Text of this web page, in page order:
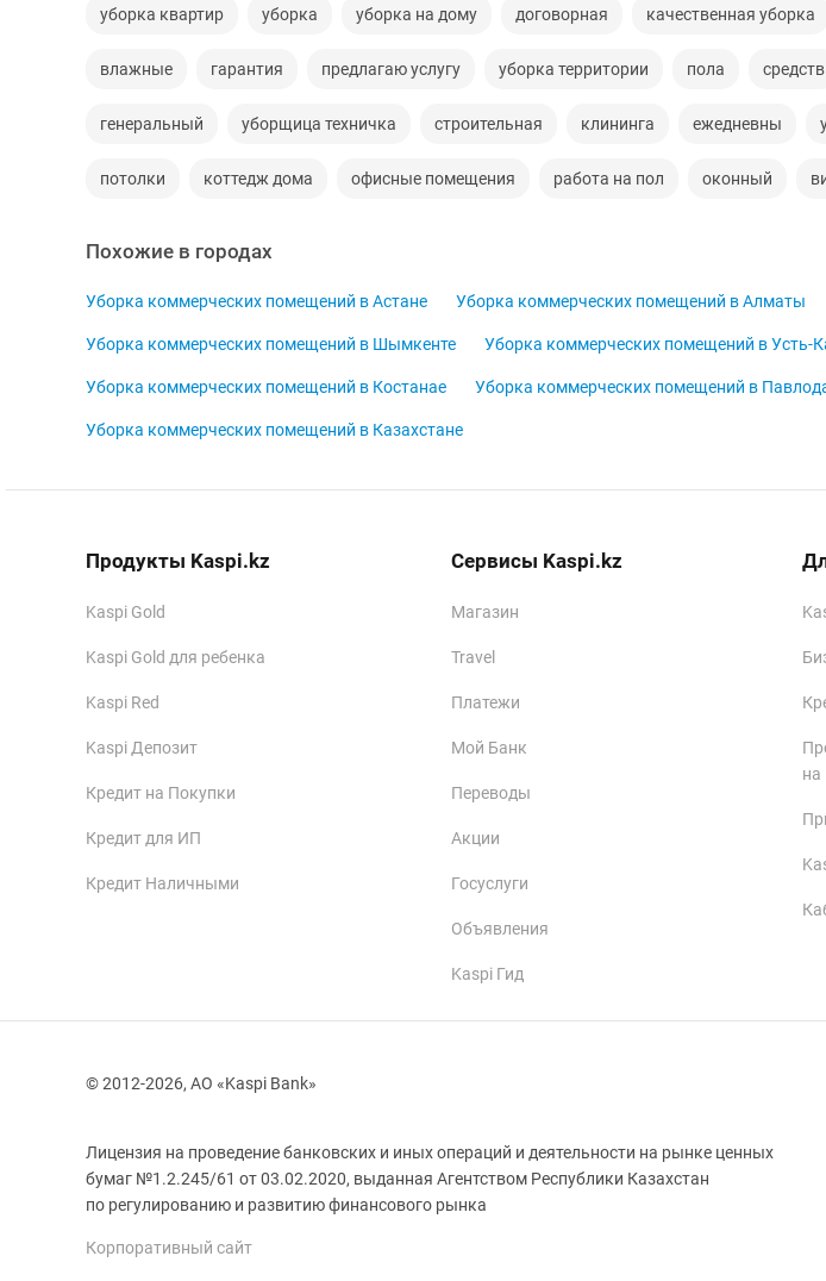
уборка квартир уборка уборка на дому договорная качественная уборка
влажные гарантия предлагаю услугу уборка территории пола средств
генеральный уборщица техничка строительная клининга ежедневны
потолки коттедж дома офисные помещения работа на пол оконный
Похожие в городах
Уборка коммерческих помещений в Астане Уборка коммерческих помещений в Алматы
Уборка коммерческих помещений в Шымкенте Уборка коммерческих помещений в Усть-
Уборка коммерческих помещений в Костанае Уборка коммерческих помещений в
Уборка коммерческих помещений в Казахстане
Продукты Kaspi.kz
Kaspi Gold
Kaspi Gold для ребенка
Kaspi Red
Kaspi Депозит
Кредит на Покупки
Кредит для ИП
Кредит Наличными
Сервисы Kaspi.kz
Магазин
Travel
Платежи
Мой Банк
Переводы
Акции
Госуслуги
Объявления
Kaspi Гид
на
© 2012-2026, АО «Kaspi Bank»
Лицензия на проведение банковских и иных операций и деятельности на рынке ценных
бумаг №1.2.245/61 от 03.02.2020, выданная Агентством Республики Казахстан
Корпоративный сайт